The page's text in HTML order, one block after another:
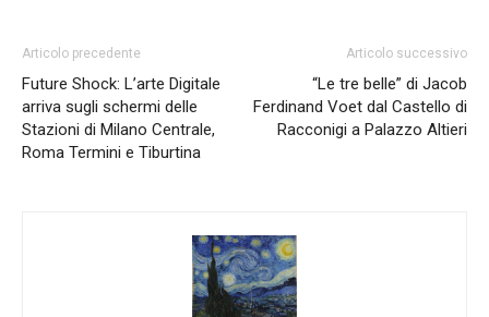
Articolo precedente
Future Shock: L’arte Digitale
arriva sugli schermi delle
Stazioni di Milano Centrale,
Roma Termini e Tiburtina
Articolo successivo
“Le tre belle” di Jacob
Ferdinand Voet dal Castello di
Racconigi a Palazzo Altieri